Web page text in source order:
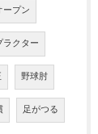
ープン
ラクター
野球肘
足がつる